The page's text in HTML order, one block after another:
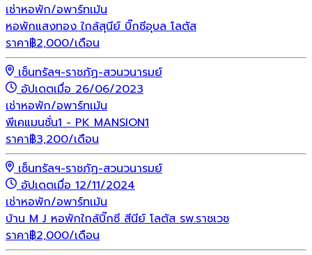
เช่าหอพัก/อพาร์ทเม้น
หอพักแสงทอง ใกล้สุนีย์ บิ๊กซีอุบล โลตัส
ราคา฿2,000/เดือน
เซ็นทรัลฯ-ราชภัฏ-สวนวนารมย์
อัปเดตเมื่อ 26/06/2023
เช่าหอพัก/อพาร์ทเม้น
พีเคแมนชั่น1 - PK MANSION1
ราคา฿3,200/เดือน
เซ็นทรัลฯ-ราชภัฏ-สวนวนารมย์
อัปเดตเมื่อ 12/11/2024
เช่าหอพัก/อพาร์ทเม้น
บ้าน M J หอพักใกล้บิ๊กซี สีนีย์ โลตัส รพ.ราชเวช
ราคา฿2,000/เดือน